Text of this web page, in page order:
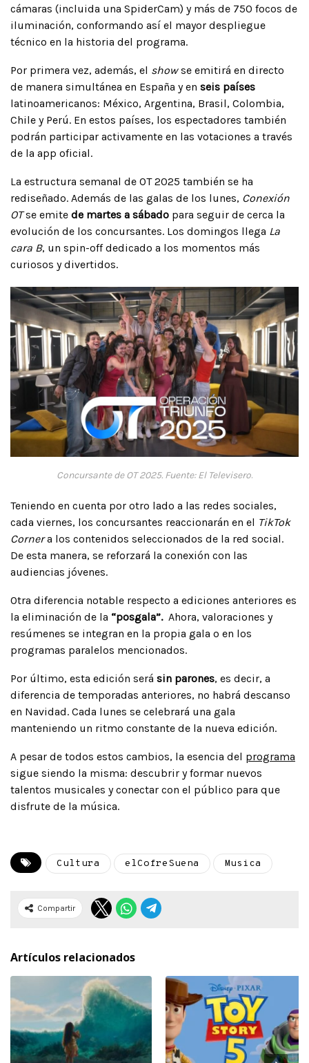
cámaras (incluida una SpiderCam) y más de 750 focos de
iluminación, conformando así el mayor despliegue
técnico en la historia del programa.
Por primera vez, además, el showse emitirá en directo
de manera simultánea en España y en seis países
latinoamericanos: México, Argentina, Brasil, Colombia,
Chile y Perú. En estos países, los espectadores también
podrán participar activamente en las votaciones a través
de la app oficial.
La estructura semanal de OT 2025 también se ha
rediseñado. Además de las galas de los lunes, Conexión
OTse emite de martes a sábado para seguir de cerca la
evolución de los concursantes. Los domingos llega La
cara B, un spin-off dedicado a los momentos más
curiosos y divertidos.
Concursante de OT 2025. Fuente: El Televisero.
Teniendo en cuenta por otro lado a las redes sociales,
cada viernes, los concursantes reaccionarán en el TikTok
Cornera los contenidos seleccionados de la red social.
De esta manera, se reforzará la conexión con las
audiencias jóvenes.
Otra diferencia notable respecto a ediciones anteriores es
la eliminación de la “posgala”.Ahora, valoraciones y
resúmenes se integran en la propia gala o en los
programas paralelos mencionados.
Por último, esta edición será sin parones, es decir, a
diferencia de temporadas anteriores, no habrá descanso
en Navidad. Cada lunes se celebrará una gala
manteniendo un ritmo constante de la nueva edición.
A pesar de todos estos cambios, la esencia del programa
sigue siendo la misma: descubrir y formar nuevos
talentos musicales y conectar con el público para que
disfrute de la música.
Cultura elCofreSuena Musica
Compartir
Artículos relacionados